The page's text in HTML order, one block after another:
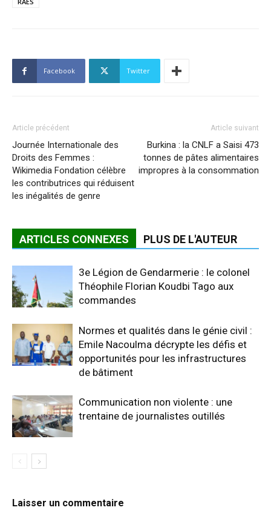
Facebook Twitter
Article précédent
Journée Internationale des
Droits des Femmes :
Wikimedia Fondation célèbre
les contributrices qui réduisent
les inégalités de genre
Article suivant
Burkina : la CNLF a Saisi 473
tonnes de pâtes alimentaires
impropres à la consommation
ARTICLES CONNEXES PLUS DE L'AUTEUR
3e Légion de Gendarmerie : le colonel
Théophile Florian Koudbi Tago aux
commandes
Normes et qualités dans le génie civil :
Emile Nacoulma décrypte les défis et
opportunités pour les infrastructures
de bâtiment
Communication non violente : une
trentaine de journalistes outillés
Laisser un commentaire